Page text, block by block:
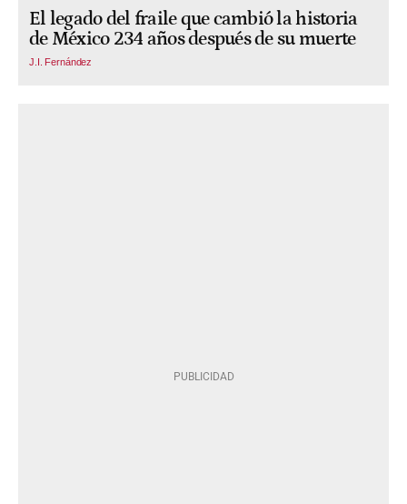
El legado del fraile que cambió la historia
de México 234 años después de su muerte
J.I. Fernández